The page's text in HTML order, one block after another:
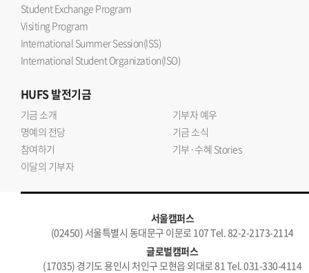
Student Exchange Program
Visiting Program
International Summer Session(ISS)
International Student Organization(ISO)
HUFS발전기금
기금 소개
기부자 예우
명예의 전당
기금 소식
참여하기
기부·수혜 Stories
이달의 기부자
서울캠퍼스
(02450) 서울특별시 동대문구 이문로 107 Tel. 82-2-2173-2114
글로벌캠퍼스
(17035) 경기도 용인시 처인구 모현읍 외대로 81 Tel. 031-330-4114